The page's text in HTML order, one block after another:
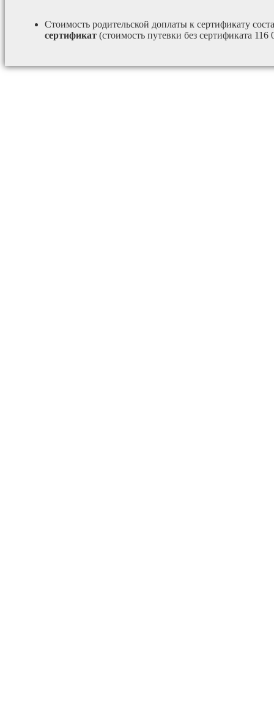
Стоимость родительской доплаты к сертификату
сертификат (стоимость путевки без сертификата 116